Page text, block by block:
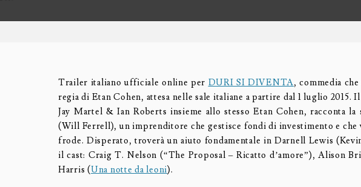
Trailer italiano ufficiale online per DURI SI DIVENTA, commedia
regia di Etan Cohen, attesa nelle sale italiane a partire dal 1 luglio 2015.
Jay Martel & Ian Roberts insieme allo stesso Etan Cohen, racconta la
(Will Ferrell), un imprenditore che gestisce fondi di investimento e che
frode. Disperato, troverà un aiuto fondamentale in Darnell Lewis
il cast: Craig T. Nelson (“The Proposal – Ricatto d’amore”), Alison
Harris (Una notte da leoni).